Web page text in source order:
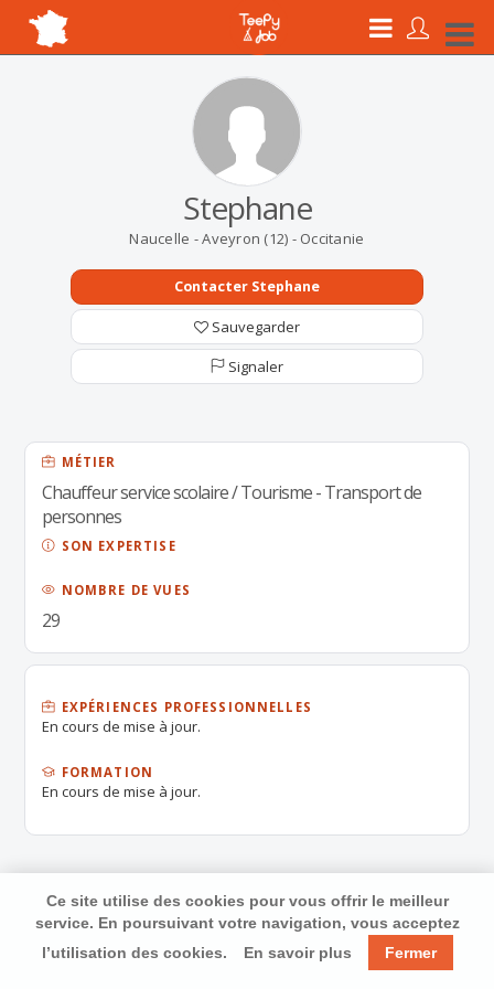
Stephane
Naucelle - Aveyron (12) - Occitanie
Contacter Stephane
Sauvegarder
Signaler
MÉTIER
Chauffeur service scolaire / Tourisme - Transport de
personnes
SON EXPERTISE
NOMBRE DE VUES
29
EXPÉRIENCES PROFESSIONNELLES
En cours de mise à jour.
FORMATION
En cours de mise à jour.
Ce site utilise des cookies pour vous offrir le meilleur
service. En poursuivant votre navigation, vous acceptez
l’utilisation des cookies.
En savoir plus Fermer